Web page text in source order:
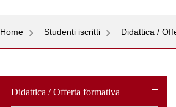
Home Studenti iscritti Didattica /
Didattica / Offerta formativa
to